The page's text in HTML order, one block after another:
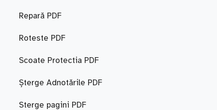
Repară PDF
Roteste PDF
Scoate Protectia PDF
Șterge Adnotările PDF
Sterge pagini PDF